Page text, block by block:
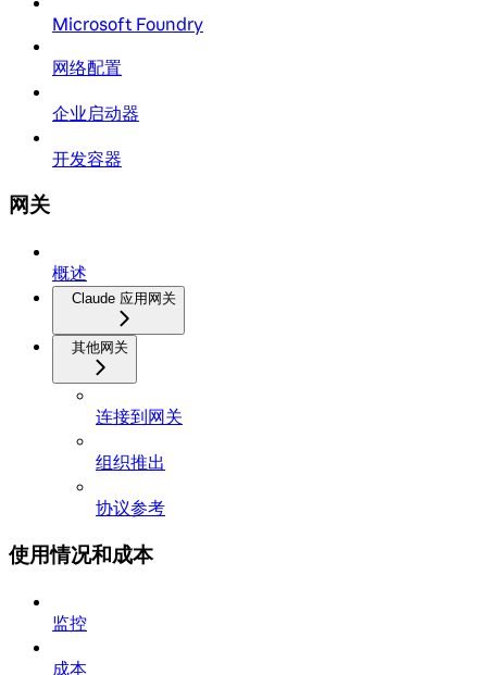
Microsoft Foundry
网络配置
企业启动器
开发容器
网关
概述
Claude 应用网关
其他网关
连接到网关
组织推出
协议参考
使用情况和成本
监控
成本